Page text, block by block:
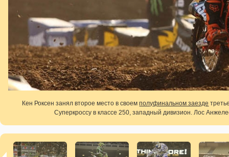
Кен Роксен занял второе место в своемполуфинальном заезде
Суперкроссу в классе 250, западный дивизион. Лос